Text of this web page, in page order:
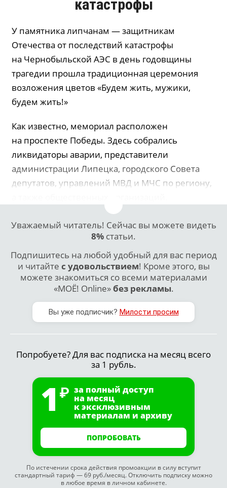
катастрофы
У памятника липчанам — защитникам
Отечества от последствий катастрофы
на Чернобыльской АЭС в день годовщины
трагедии прошла традиционная церемония
возложения цветов «Будем жить, мужики,
будем жить!»
Как известно, мемориал расположен
на проспекте Победы. Здесь собрались
ликвидаторы аварии, представители
администрации Липецка, городского Совета
депутатов, управлений МВД и МЧС по региону,
Уважаемый читатель! Сейчас вы можете видеть
8% статьи.
Подпишитесь на любой удобный для вас период
и читайте с удовольствием! Кроме этого, вы
можете знакомиться со всеми материалами
«МОЁ! Online»без рекламы.
Вы уже подписчик? Милости просим
Попробуете? Для вас подписка на месяц всего
за 1 рубль.
1 за полный доступ
на месяц
к эксклюзивным
материалам и архиву
ПОПРОБОВАТЬ
По истечении срока действия промоакции в силу вступит
стандартный тариф — 69 руб./месяц. Отключить подписку можно
в любое время в личном кабинете.